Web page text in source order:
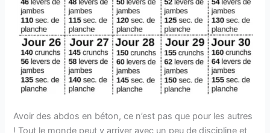
Avoir des abdos en béton, ce n’est pas que pour les autres
! Tout le monde peut y arriver avec un peu de discipline et